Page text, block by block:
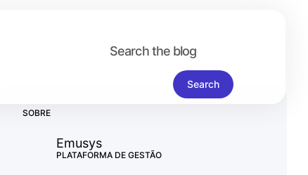
SOBRE
Emusys
PLATAFORMA DE GESTÃO